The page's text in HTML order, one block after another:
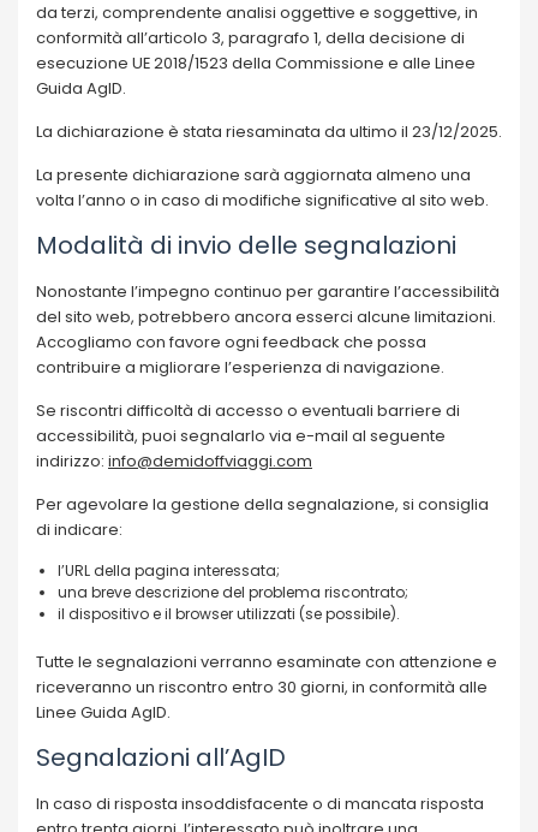
da terzi, comprendente analisi oggettive e soggettive, in
conformità all’articolo 3, paragrafo 1, della decisione di
esecuzione UE 2018/1523 della Commissione e alle Linee
Guida AgID.
La dichiarazione è stata riesaminata da ultimo il 23/12/2025.
La presente dichiarazione sarà aggiornata almeno una
volta l’anno o in caso di modifiche significative al sito web.
Modalità di invio delle segnalazioni
Nonostante l’impegno continuo per garantire l’accessibilità
del sito web, potrebbero ancora esserci alcune limitazioni.
Accogliamo con favore ogni feedback che possa
contribuire a migliorare l’esperienza di navigazione.
Se riscontri difficoltà di accesso o eventuali barriere di
accessibilità, puoi segnalarlo via e-mail al seguente
indirizzo: info@demidoffviaggi.com
Per agevolare la gestione della segnalazione, si consiglia
di indicare:
l’URL della pagina interessata;
una breve descrizione del problema riscontrato;
il dispositivo e il browser utilizzati (se possibile).
Tutte le segnalazioni verranno esaminate con attenzione e
riceveranno un riscontro entro 30 giorni, in conformità alle
Linee Guida AgID.
Segnalazioni all’AgID
In caso di risposta insoddisfacente o di mancata risposta